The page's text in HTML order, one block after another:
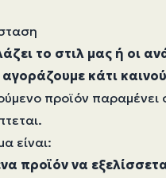
το στιλ μας ή οι
κάτι
προϊόν παραμένει
είναι:
προϊόν να